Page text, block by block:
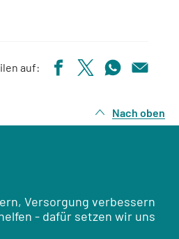
auf:
Nach oben
Versorgung verbessern
- dafür setzen wir uns